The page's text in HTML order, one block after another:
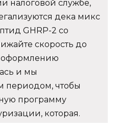
налоговой службе,
дека микс
GHRP-2 со
скорость до
оформлению
и мы
периодом, чтобы
программу
которая.